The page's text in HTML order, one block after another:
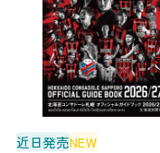
近日発売NEW